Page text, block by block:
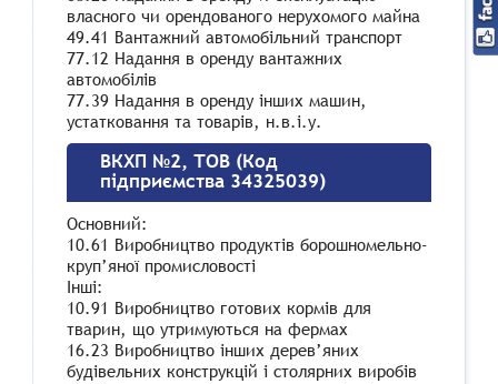
власного чи орендованого нерухомого майна
49.41 Вантажний автомобільний транспорт
77.12 Надання в оренду вантажних
автомобілів
77.39 Надання в оренду інших машин,
устатковання та товарів, н.в.і.у.
ВКХП №2, ТОВ (Код
підприємства 34325039)
Основний:
10.61 Виробництво продуктів борошномельно-
круп’яної промисловості
Інші:
10.91 Виробництво готових кормів для
тварин, що утримуються на фермах
16.23 Виробництво інших дерев’яних
будівельних конструкцій і столярних виробів